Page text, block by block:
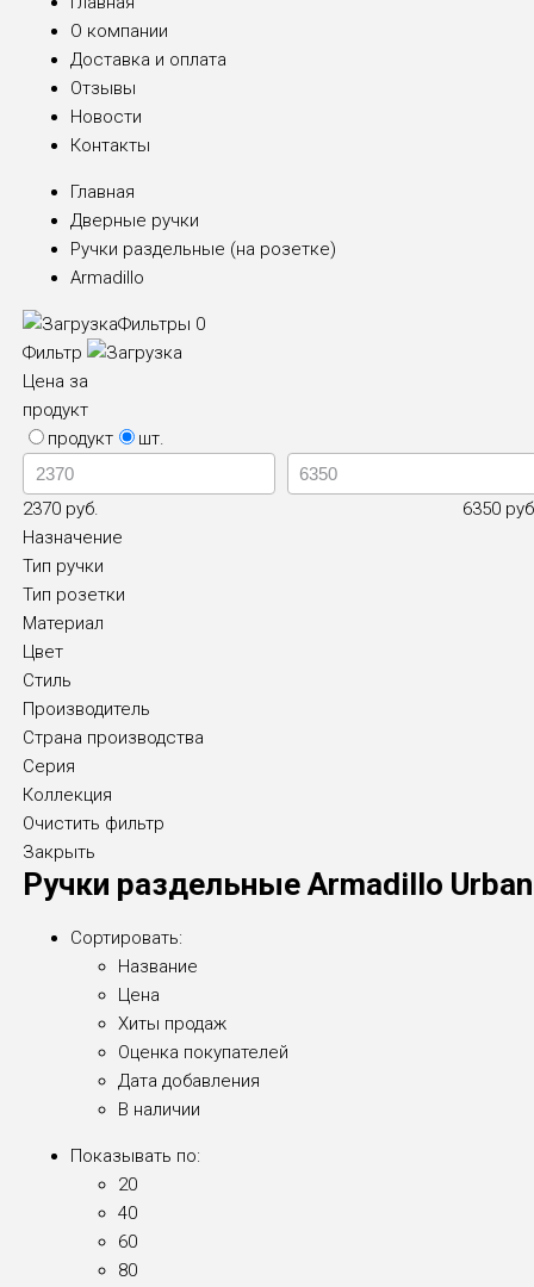
О компании
Доставка и оплата
Отзывы
Новости
Контакты
Главная
Дверные ручки
Ручки раздельные (на розетке)
Armadillo
Фильтры 0
Фильтр
Цена за
продукт
продукт
шт.
2370 руб.
6350
Назначение
Тип ручки
Тип розетки
Материал
Цвет
Стиль
Производитель
Страна производства
Серия
Коллекция
Очистить фильтр
Закрыть
Ручки раздельные Armadillo Urban
Сортировать:
Название
Цена
Хиты продаж
Оценка покупателей
Дата добавления
В наличии
Показывать по:
20
40
60
80